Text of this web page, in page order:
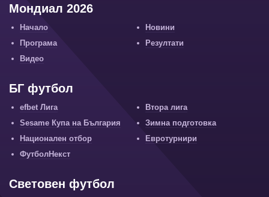
Мондиал 2026
Начало
Новини
Програма
Резултати
Видео
БГ футбол
efbet Лига
Втора лига
Sesame Купа на България
Зимна подготовка
Национален отбор
Евротурнири
ФутболНекст
Световен футбол